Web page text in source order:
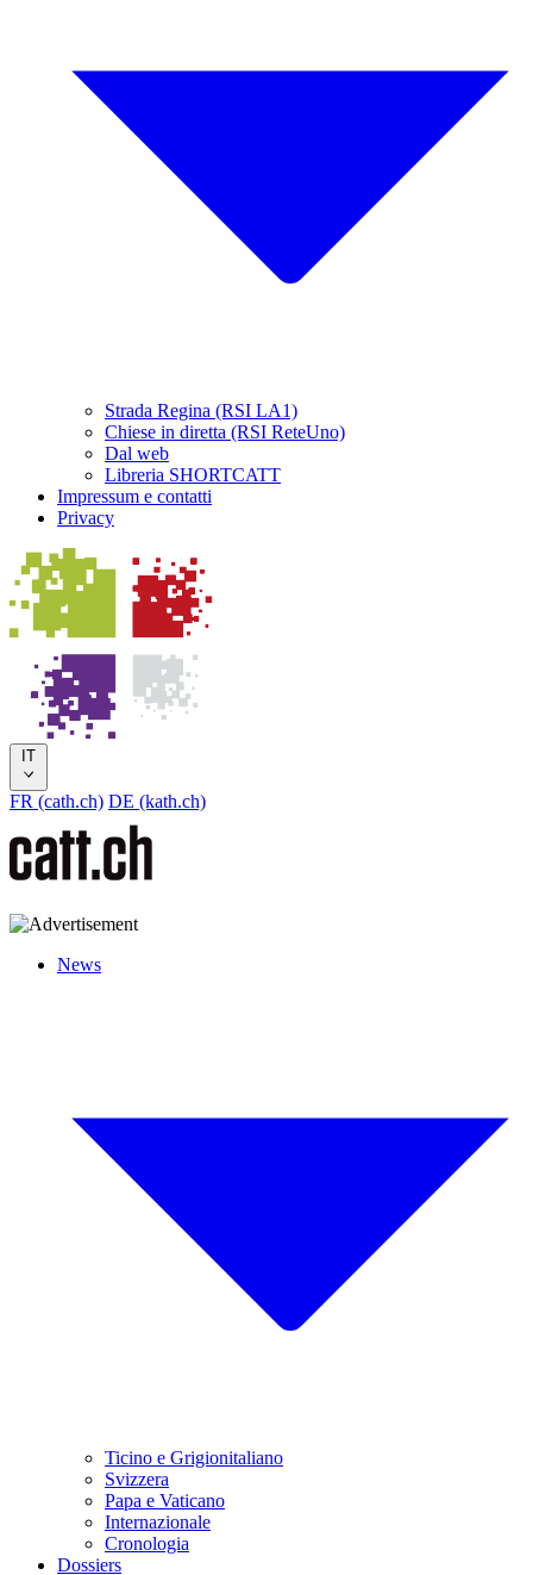
Strada Regina (RSI LA1)
Chiese in diretta (RSI ReteUno)
Dal web
Libreria SHORTCATT
Impressum e contatti
Privacy
IT
FR (cath.ch) DE (kath.ch)
News
Ticino e Grigionitaliano
Svizzera
Papa e Vaticano
Internazionale
Cronologia
Dossiers